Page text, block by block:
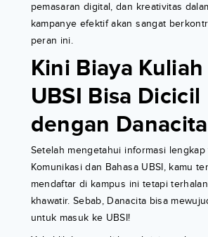
pemasaran digital, dan kreativitas
kampanye efektif akan sangat
peran ini.
Kini Biaya
UBSI Bisa Dicicil
dengan Danacita
Setelah mengetahui informasi
Komunikasi dan Bahasa UBSI, kamu
mendaftar di kampus ini tetapi
khawatir. Sebab, Danacita bisa
untuk masuk ke UBSI!